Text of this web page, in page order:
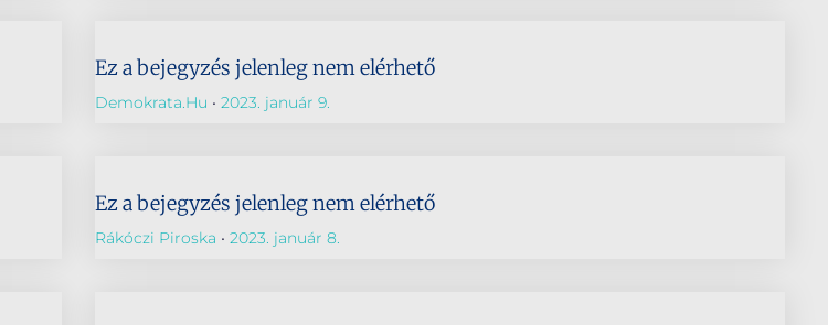
Ez a bejegyzés jelenleg nem elérhető
Demokrata.hu 2023. január 9.
Ez a bejegyzés jelenleg nem elérhető
Rákóczi Piroska 2023. január 8.